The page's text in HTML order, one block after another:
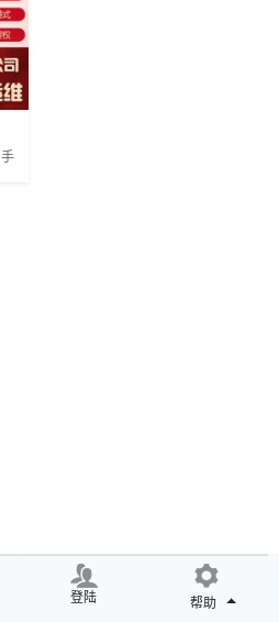
手
登陆 帮助